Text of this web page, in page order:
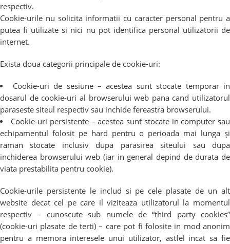
respectiv.
Cookie-urile nu solicita informatii cu caracter personal pentru a
putea fi utilizate si nici nu pot identifica personal utilizatorii de
internet.
Exista doua categorii principale de cookie-uri:
Cookie-uri de sesiune – acestea sunt stocate temporar in
dosarul de cookie-uri al browserului web pana cand utilizatorul
paraseste siteul respectiv sau inchide fereastra browserului.
Cookie-uri persistente – acestea sunt stocate in computer sau
echipamentul folosit pe hard pentru o perioada mai lunga și
raman stocate inclusiv dupa parasirea siteului sau dupa
inchiderea browserului web (iar in general depind de durata de
viata prestabilita pentru cookie).
Cookie-urile persistente le includ si pe cele plasate de un alt
website decat cel pe care il viziteaza utilizatorul la momentul
respectiv – cunoscute sub numele de “third party cookies”
(cookie-uri plasate de terti) – care pot fi folosite in mod anonim
pentru a memora interesele unui utilizator, astfel incat sa fie